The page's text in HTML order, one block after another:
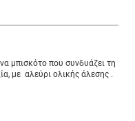
μπισκότο που συνδυάζει τη
με αλεύρι ολικής άλεσης .